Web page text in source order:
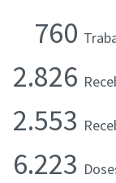
760
2.826
2.553
6.223